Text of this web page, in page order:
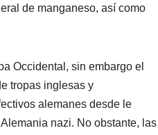
de manganeso, así como
Occidental, sin embargo el
tropas inglesas y
alemanes desde le
nazi. No obstante, las